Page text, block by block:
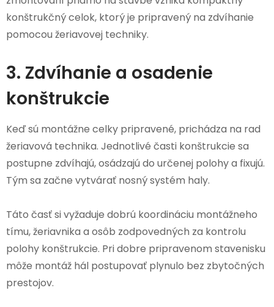
konštrukčný celok, ktorý je pripravený na zdvíhanie
pomocou žeriavovej techniky.
3. Zdvíhanie a osadenie
konštrukcie
Keď sú montážne celky pripravené, prichádza na rad
žeriavová technika. Jednotlivé časti konštrukcie sa
postupne zdvíhajú, osádzajú do určenej polohy a fixujú.
Tým sa začne vytvárať nosný systém haly.
Táto časť si vyžaduje dobrú koordináciu montážneho
tímu, žeriavnika a osôb zodpovedných za kontrolu
polohy konštrukcie. Pri dobre pripravenom stavenisku
môže montáž hál postupovať plynulo bez zbytočných
prestojov.